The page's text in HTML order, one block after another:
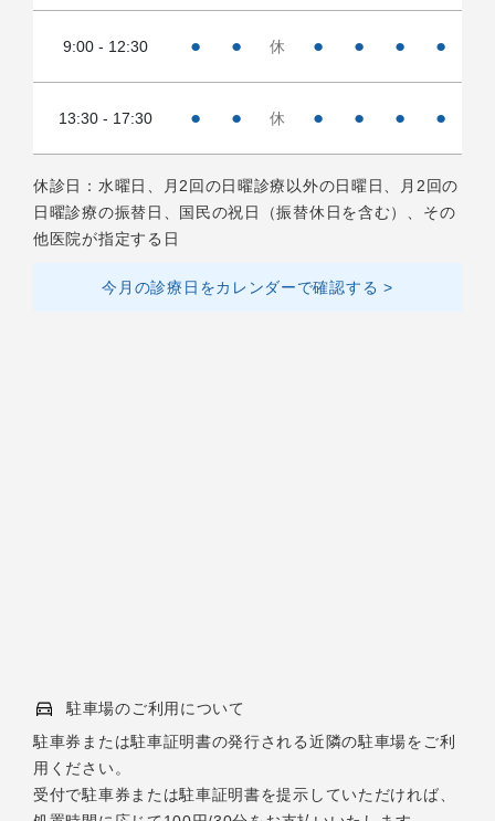
9:00 - 12:30 ● ● 休 ● ● ● ●
13:30 - 17:30 ● ● 休 ● ● ● ●
休診日：水曜日、月2回の日曜診療以外の日曜日、月2回の
日曜診療の振替日、国民の祝日（振替休日を含む）、その
他医院が指定する日
今月の診療日をカレンダーで確認する
駐車場のご利用について
駐車券または駐車証明書の発行される近隣の駐車場をご利
用ください。
受付で駐車券または駐車証明書を提示していただければ、